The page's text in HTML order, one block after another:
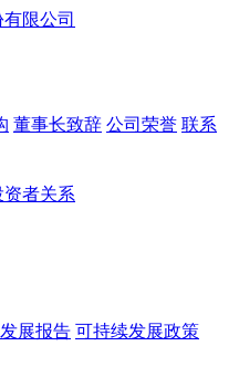
董事长致辞 公司荣誉 联系
资者关系
展报告 可持续发展政策